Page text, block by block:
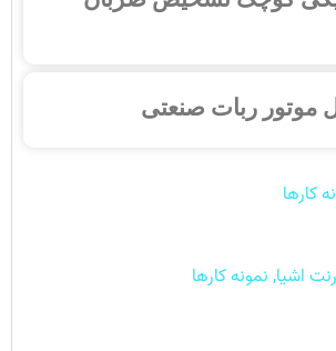
موتور ربات صنعتی
کارها
اشیا,نمونه کارها